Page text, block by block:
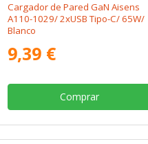
Cargador de Pared GaN Aisens
A110-1029/ 2xUSB Tipo-C/ 65W/
Blanco
9,39 €
Comprar